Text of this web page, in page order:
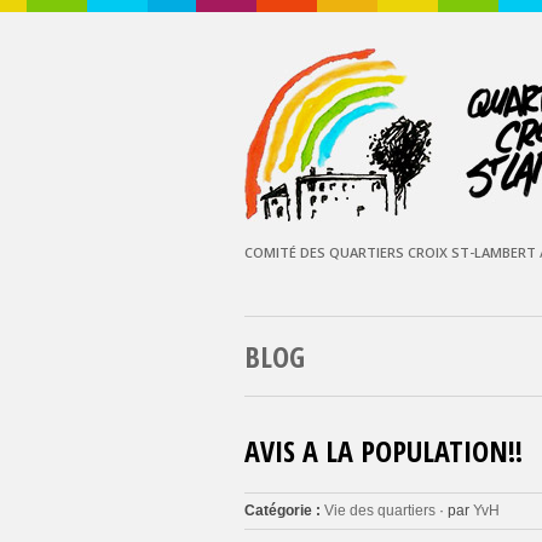
COMITÉ DES QUARTIERS CROIX ST-
BLOG
AVIS A LA POPULATION!!
Catégorie : Vie des quartiers · par YvH